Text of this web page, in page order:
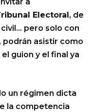
Electoral, de
pero solo con
podrán asistir como
guion y el final ya
un régimen dicta
la competencia